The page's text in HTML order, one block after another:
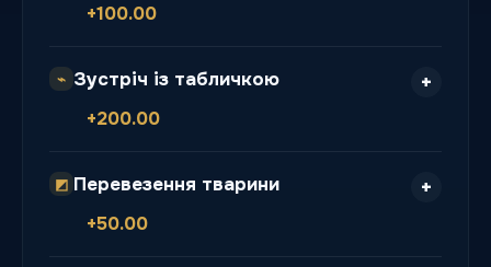
+100.00
⌁ Зустріч із табличкою
+200.00
◩ Перевезення тварини
+50.00